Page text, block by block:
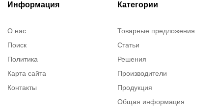
Информация
О нас
Поиск
Политика
Карта сайта
Контакты
Категории
Товарные предложения
Статьи
Решения
Производители
Продукция
Общая информация